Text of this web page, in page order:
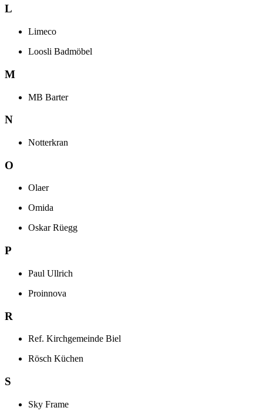
L
Limeco
Loosli Badmöbel
M
MB Barter
N
Notterkran
O
Olaer
Omida
Oskar Rüegg
P
Paul Ullrich
Proinnova
R
Ref. Kirchgemeinde Biel
Rösch Küchen
S
Sky Frame